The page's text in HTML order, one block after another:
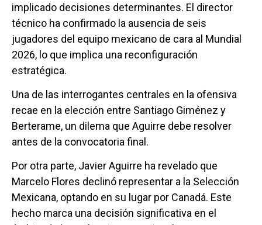
implicado decisiones determinantes. El director
técnico ha confirmado la ausencia de seis
jugadores del equipo mexicano de cara al Mundial
2026, lo que implica una reconfiguración
estratégica.
Una de las interrogantes centrales en la ofensiva
recae en la elección entre Santiago Giménez y
Berterame, un dilema que Aguirre debe resolver
antes de la convocatoria final.
Por otra parte, Javier Aguirre ha revelado que
Marcelo Flores declinó representar a la Selección
Mexicana, optando en su lugar por Canadá. Este
hecho marca una decisión significativa en el